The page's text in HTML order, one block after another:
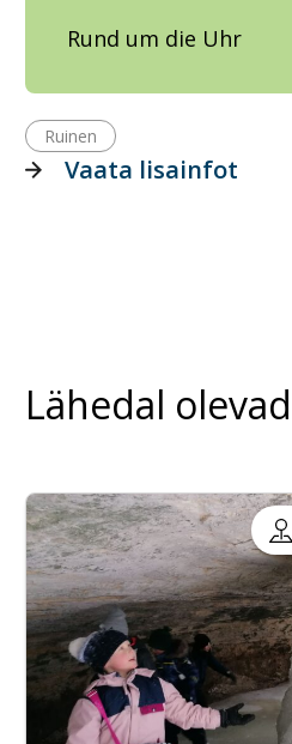
Rund um die Uhr
Ruinen
Vaata lisainfot
Lähedal